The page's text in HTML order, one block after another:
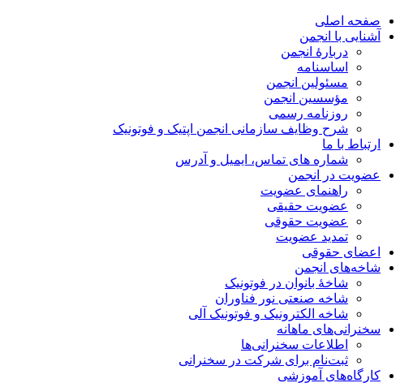
صفحه اصلی
آشنایی با انجمن
دربارۀ انجمن
اساسنامه
مسئولین انجمن
مؤسسین انجمن
روزنامه رسمی
شرح وظایف سازمانی انجمن اپتیک و فوتونیک
ارتباط با ما
شماره های تماس، ایمیل و آدرس
عضویت در انجمن
راهنمای عضویت
عضویت حقیقی
عضویت حقوقی
تمدید عضویت
اعضای حقوقی
شاخه‌های انجمن
شاخۀ بانوان در فوتونیک
شاخه صنعتی نور فناوران
شاخه‌ الکترونیک و فوتونیک آلی
سخنرانی‌های ماهانه
اطلاعات سخنرانی‌‌ها
ثبت‌نام برای شرکت در سخنرانی
کارگاه‌های آموزشی